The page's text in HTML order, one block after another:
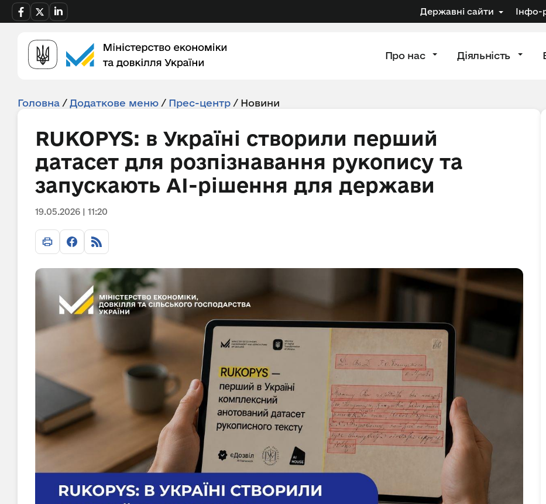
Державні сайти Інфо-
Про нас Діяльність
Головна / Додаткове меню / Прес-центр / Новини
RUKOPYS: в Україні створили перший
датасет для розпізнавання рукопису та
запускають AI-рішення для держави
19.05.2026 | 11:20